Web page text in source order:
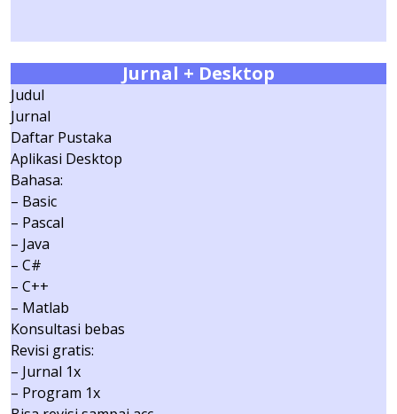
Jurnal + Desktop
Judul
Jurnal
Daftar Pustaka
Aplikasi Desktop
Bahasa:
– Basic
– Pascal
– Java
– C#
– C++
– Matlab
Konsultasi bebas
Revisi gratis:
– Jurnal 1x
– Program 1x